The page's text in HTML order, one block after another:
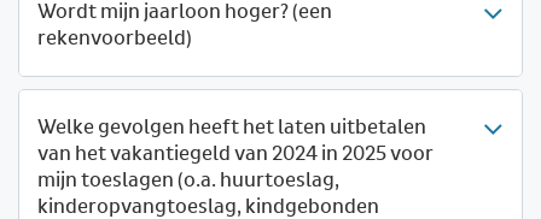
Wordt mijn jaarloon hoger? (een
rekenvoorbeeld)
Welke gevolgen heeft het laten uitbetalen
van het vakantiegeld van 2024 in 2025 voor
mijn toeslagen (o.a. huurtoeslag,
kinderopvangtoeslag, kindgebonden